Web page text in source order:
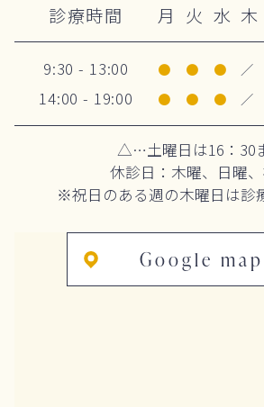
診療時間 月 火 水 木
9:30 - 13:00 ● ● ● ／
14:00 - 19:00 ● ● ● ／
△…土曜日は16：30
休診日：木曜、日曜
※祝日のある週の木曜日は診
Google map